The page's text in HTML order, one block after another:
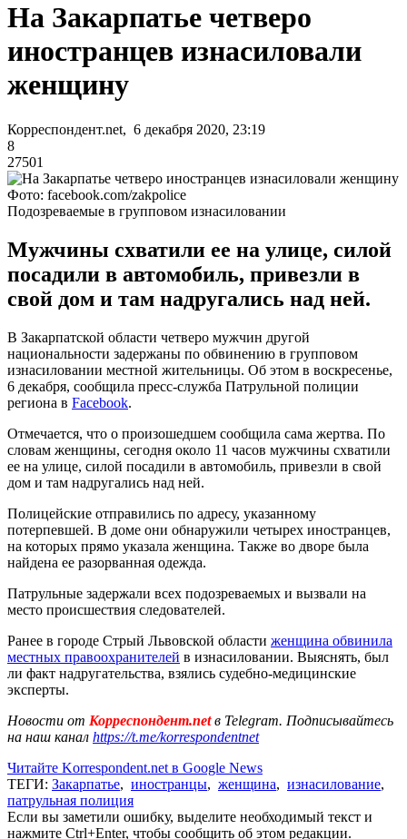
На Закарпатье четверо
иностранцев изнасиловали
женщину
Корреспондент.net, 6 декабря 2020, 23:19
8
27501
Фото: facebook.com/zakpolice
Подозреваемые в групповом изнасиловании
Мужчины схватили ее на улице, силой
посадили в автомобиль, привезли в
свой дом и там надругались над ней.
В Закарпатской области четверо мужчин другой
национальности задержаны по обвинению в групповом
изнасиловании местной жительницы. Об этом в воскресенье,
6 декабря, сообщила пресс-служба Патрульной полиции
региона в Facebook.
Отмечается, что о произошедшем сообщила сама жертва. По
словам женщины, сегодня около 11 часов мужчины схватили
ее на улице, силой посадили в автомобиль, привезли в свой
дом и там надругались над ней.
Полицейские отправились по адресу, указанному
потерпевшей. В доме они обнаружили четырех иностранцев,
на которых прямо указала женщина. Также во дворе была
найдена ее разорванная одежда.
Патрульные задержали всех подозреваемых и вызвали на
место происшествия следователей.
Ранее в городе Стрый Львовской области женщина обвинила
местных правоохранителей в изнасиловании. Выяснять, был
ли факт надругательства, взялись судебно-медицинские
эксперты.
Новости от Корреспондент.netв Telegram. Подписывайтесь
на наш канал https://t.me/korrespondentnet
Читайте Korrespondent.net в Google News
ТЕГИ: Закарпатье, иностранцы, женщина, изнасилование,
патрульная полиция
Если вы заметили ошибку, выделите необходимый текст и
нажмите Ctrl+Enter, чтобы сообщить об этом редакции.